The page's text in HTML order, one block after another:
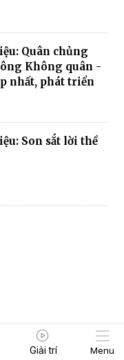
Quân chủng
Không quân -
nhất, phát triển
Son sắt lời thề
Giải trí Menu